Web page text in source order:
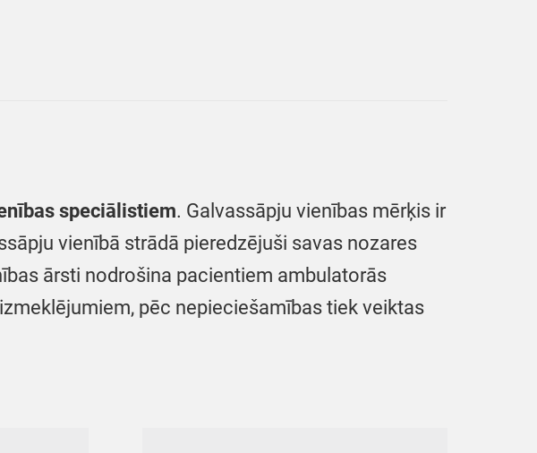
speciālistiem. Galvassāpju vienības mērķis ir
vienībā strādā pieredzējuši savas nozares
ārsti nodrošina pacientiem ambulatorās
pēc nepieciešamības tiek veiktas